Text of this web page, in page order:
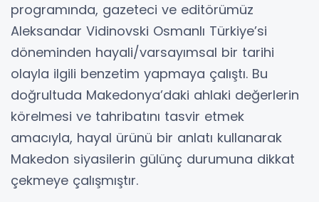
programında, gazeteci ve editörümüz
Aleksandar Vidinovski Osmanlı Türkiye’si
döneminden hayali/varsayımsal bir tarihi
olayla ilgili benzetim yapmaya çalıştı. Bu
doğrultuda Makedonya’daki ahlaki değerlerin
körelmesi ve tahribatını tasvir etmek
amacıyla, hayal ürünü bir anlatı kullanarak
Makedon siyasilerin gülünç durumuna dikkat
çekmeye çalışmıştır.